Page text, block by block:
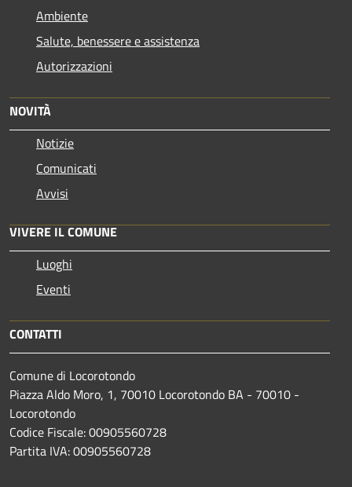
Ambiente
Salute, benessere e assistenza
Autorizzazioni
NOVITÀ
Notizie
Comunicati
Avvisi
VIVERE IL COMUNE
Luoghi
Eventi
CONTATTI
Comune di Locorotondo
Piazza Aldo Moro, 1, 70010 Locorotondo BA - 70010 -
Locorotondo
Codice Fiscale: 00905560728
Partita IVA: 00905560728